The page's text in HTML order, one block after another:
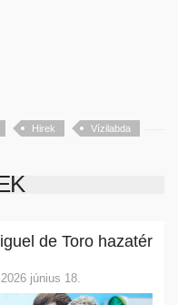
Hirek Vízilabda
de Toro hazatér
2026 június 18.